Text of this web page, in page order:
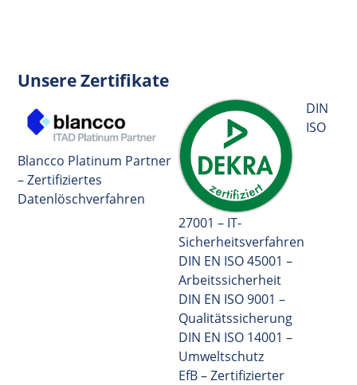
Unsere Zertifikate
Blancco Platinum Partner
– Zertifiziertes
Datenlöschverfahren
DIN
ISO
27001 – IT-
Sicherheitsverfahren
DIN EN ISO 45001 –
Arbeitssicherheit
DIN EN ISO 9001 –
Qualitätssicherung
DIN EN ISO 14001 –
Umweltschutz
EfB – Zertifizierter